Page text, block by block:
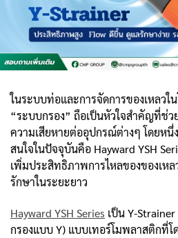
ในระบบท่อและการจัดการของเหลวใ
“ระบบกรอง” ถือเป็นหัวใจสำคัญที่ช่
ความเสียหายต่ออุปกรณ์ต่างๆ โดยห
สนใจในปัจจุบันคือ Hayward YSH
เพิ่มประสิทธิภาพการไหลของของเห
รักษาในระยะยาว
Hayward YSH Series เป็น Y-
กรองแบบ Y) แบบเทอร์โมพลาสติกที่โ